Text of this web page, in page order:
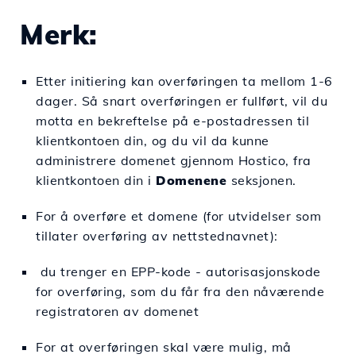
Merk:
Etter initiering kan overføringen ta mellom 1-6
dager. Så snart overføringen er fullført, vil du
motta en bekreftelse på e-postadressen til
klientkontoen din, og du vil da kunne
administrere domenet gjennom Hostico, fra
klientkontoen din i Domenene seksjonen.
For å overføre et domene (for utvidelser som
tillater overføring av nettstednavnet):
du trenger en EPP-kode - autorisasjonskode
for overføring, som du får fra den nåværende
registratoren av domenet
For at overføringen skal være mulig, må